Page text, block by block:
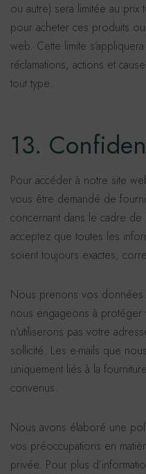
ou autre) sera limitée au
pour acheter ces produits
web. Cette limite
réclamations, actions et
tout type.
13.
Pour accéder à notre site
vous être demandé de
concernant dans le cadre
acceptez que toutes les
soient toujours exactes,
Nous prenons vos
nous engageons à
n’utiliserons pas votre
sollicité. Les e-mails que
uniquement liés à la
convenus.
Nous avons élaboré une
vos préoccupations en
privée. Pour plus